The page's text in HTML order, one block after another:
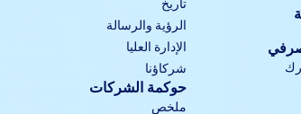
الرؤية والرسالة
الإدارة العليا
شركاؤنا
حوكمة الشركات
ملخص